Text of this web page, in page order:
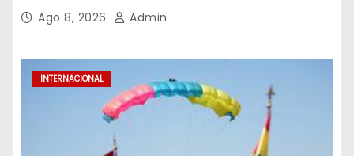
Ago 8, 2026 Admin
INTERNACIONAL